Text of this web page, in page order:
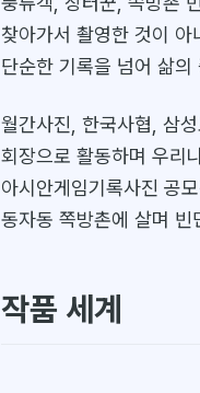
찾아가서 촬영한 것이
단순한 기록을 넘어 삶의
월간사진, 한국사협, 삼
회장으로 활동하며 우리
아시안게임기록사진 공
동자동 쪽방촌에 살며 빈
작품 세계